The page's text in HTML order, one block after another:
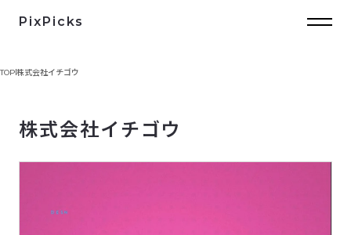
PixPicks
TOP株式会社イチゴウ
株式会社イチゴウ